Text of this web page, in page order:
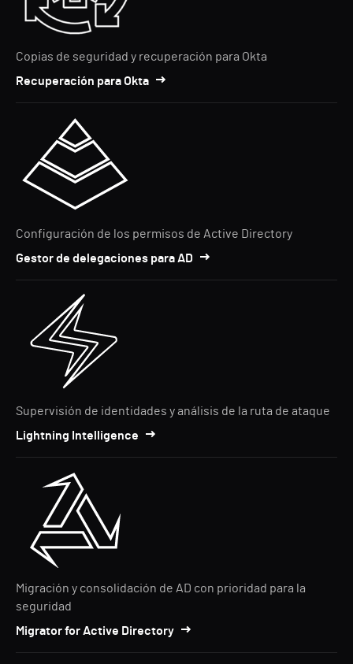
Copias de seguridad y recuperación para Okta
Recuperación para Okta
Configuración de los permisos de Active Directory
Gestor de delegaciones para AD
Supervisión de identidades y análisis de la ruta de ataque
Lightning Intelligence
Migración y consolidación de AD con prioridad para la
seguridad
Migrator for Active Directory